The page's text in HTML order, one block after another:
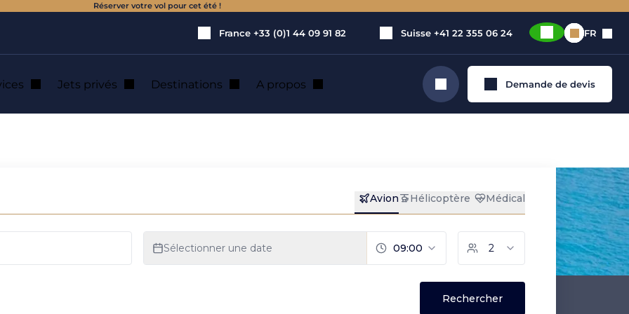
Réserver votre vol pour cet été !
France +33 (0)1 44 09 91 82 Suisse +41 22 355 06 24 FR
Jets privés Destinations A propos Rechercher Demande de devis